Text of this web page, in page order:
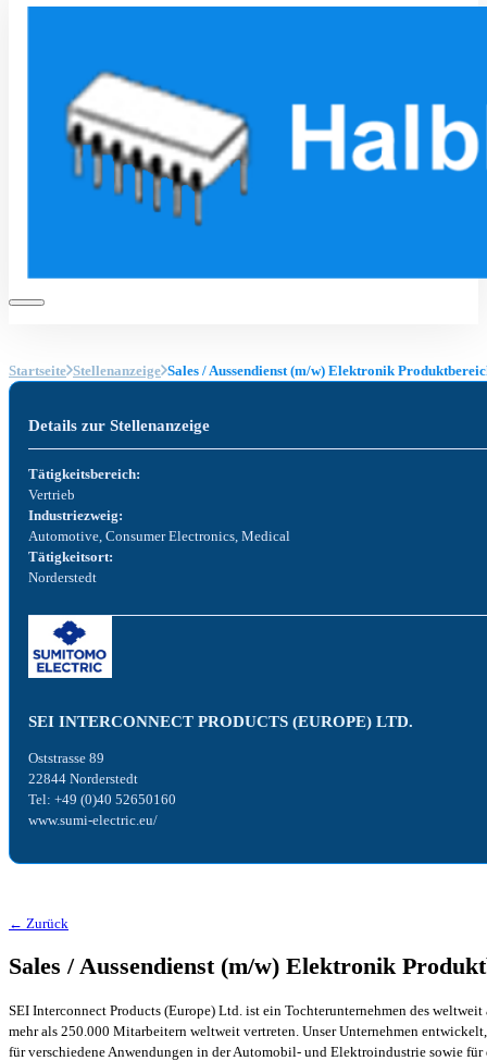
Startseite Stellenanzeige Sales / Aussendienst (m/w) Elektronik
Details zur Stellenanzeige
Tätigkeitsbereich:
Vertrieb
Industriezweig:
Automotive, Consumer Electronics, Medical
Tätigkeitsort:
Norderstedt
SEI INTERCONNECT PRODUCTS (EUROPE) LTD.
Oststrasse 89
22844 Norderstedt
Tel: +49 (0)40 52650160
www.sumi-electric.eu/
← Zurück
Sales / Aussendienst (m/w) Elektronik
SEI Interconnect Products (Europe) Ltd. ist ein Tochterunternehmen des
mehr als 250.000 Mitarbeitern weltweit vertreten. Unser Unternehmen
für verschiedene Anwendungen in der Automobil- und Elektroindustrie sowie